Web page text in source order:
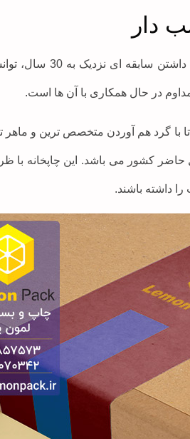
دار
مجموعه چاپ و
در حال همکاری با آن ها است.
با گرد هم آوردن متخصص ترین و ماهر
کشور می باشد. این چاپخانه با
را داشته باشند.